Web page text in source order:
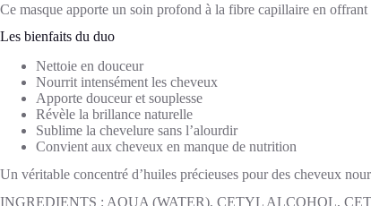
Ce masque apporte un soin profond à la fibre capillaire en
Les bienfaits du duo
Nettoie en douceur
Nourrit intensément les cheveux
Apporte douceur et souplesse
Révèle la brillance naturelle
Sublime la chevelure sans l’alourdir
Convient aux cheveux en manque de nutrition
Un véritable concentré d’huiles précieuses pour des cheveux
INGREDIENTS : AQUA (WATER), CETYL ALCOHOL,